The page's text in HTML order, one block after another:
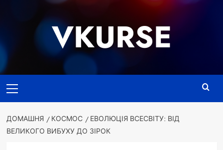
VKURSE
меню
ДОМАШНЯ КОСМОС
ЕВОЛЮЦІЯ ВСЕСВІТУ: ВІД
ВЕЛИКОГО ВИБУХУ ДО ЗІРОК